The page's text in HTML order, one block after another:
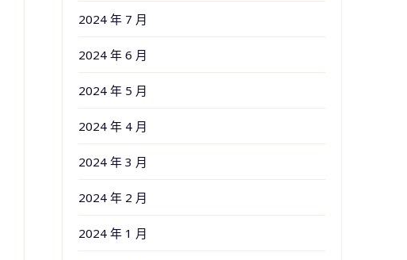
2024 年 7 月
2024 年 6 月
2024 年 5 月
2024 年 4 月
2024 年 3 月
2024 年 2 月
2024 年 1 月